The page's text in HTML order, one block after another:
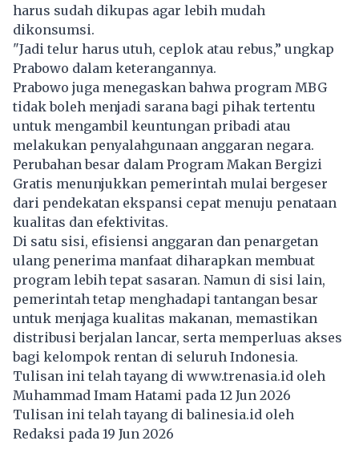
harus sudah dikupas agar lebih mudah
dikonsumsi.
"Jadi telur harus utuh, ceplok atau rebus,” ungkap
Prabowo dalam keterangannya.
Prabowo juga menegaskan bahwa program MBG
tidak boleh menjadi sarana bagi pihak tertentu
untuk mengambil keuntungan pribadi atau
melakukan penyalahgunaan anggaran negara.
Perubahan besar dalam Program Makan Bergizi
Gratis menunjukkan pemerintah mulai bergeser
dari pendekatan ekspansi cepat menuju penataan
kualitas dan efektivitas.
Di satu sisi, efisiensi anggaran dan penargetan
ulang penerima manfaat diharapkan membuat
program lebih tepat sasaran. Namun di sisi lain,
pemerintah tetap menghadapi tantangan besar
untuk menjaga kualitas makanan, memastikan
distribusi berjalan lancar, serta memperluas akses
bagi kelompok rentan di seluruh Indonesia.
Tulisan ini telah tayang di www.trenasia.id oleh
Muhammad Imam Hatami pada 12 Jun 2026
Tulisan ini telah tayang dibalinesia.id oleh
Redaksi pada 19 Jun 2026